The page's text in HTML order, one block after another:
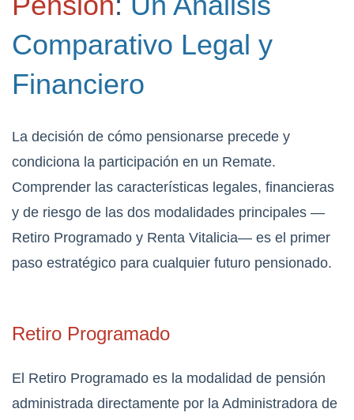
Comparativo Legal y
Financiero
La decisión de cómo pensionarse precede y
condiciona la participación en un Remate.
Comprender las características legales, financieras
y de riesgo de las dos modalidades principales —
Retiro Programado y Renta Vitalicia— es el primer
paso estratégico para cualquier futuro pensionado.
Retiro Programado
El Retiro Programado es la modalidad de pensión
administrada directamente por la Administradora de